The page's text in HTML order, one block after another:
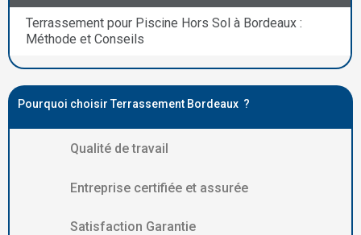
Terrassement pour Piscine Hors Sol à Bordeaux :
Méthode et Conseils
Pourquoi choisir Terrassement Bordeaux ?
Qualité de travail
Entreprise certifiée et assurée
Satisfaction Garantie